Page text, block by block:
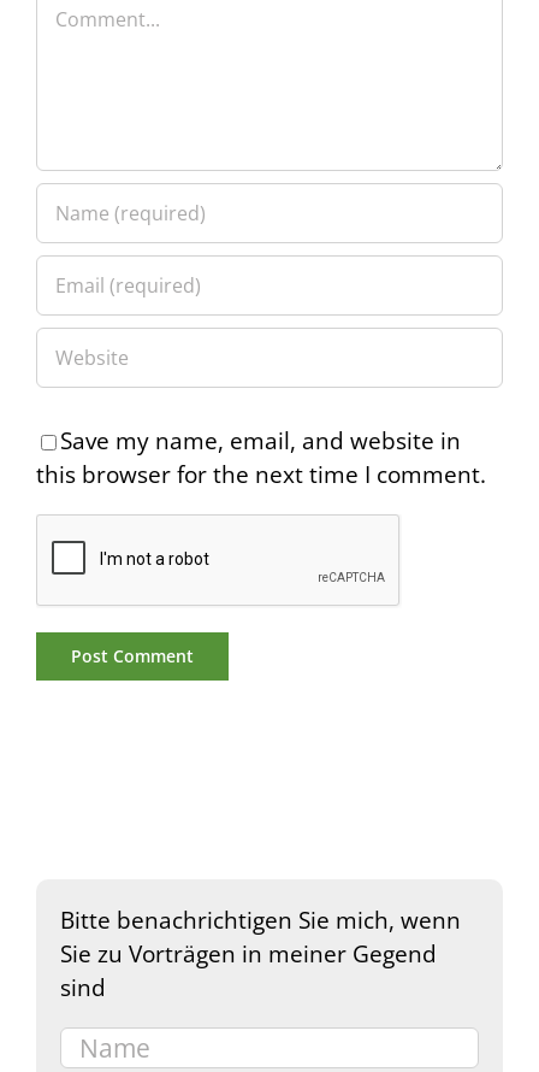
Save my name, email, and website in
this browser for the next time I comment.
Bitte benachrichtigen Sie mich, wenn
Sie zu Vorträgen in meiner Gegend
sind